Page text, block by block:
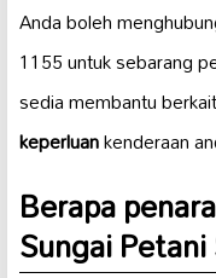
Anda boleh
1155 untuk sebarang
sedia membantu
keperluankenderaan
Berapa
Sungai